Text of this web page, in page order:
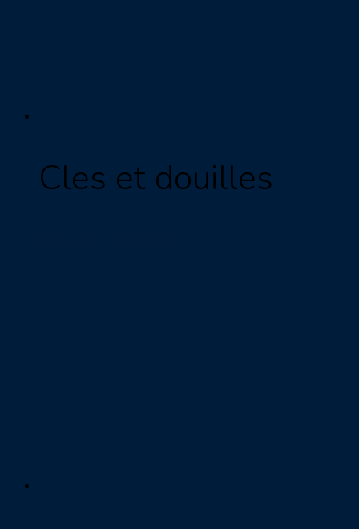
Cles et douilles